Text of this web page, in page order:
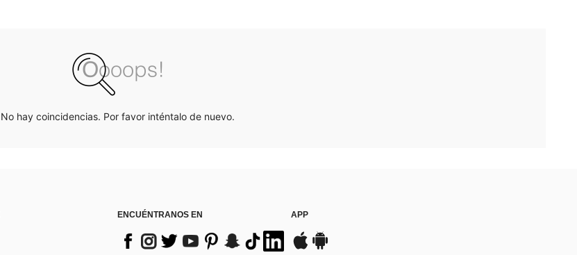
No hay coincidencias. Por favor inténtalo de nuevo.
ENCUÉNTRANOS EN APP